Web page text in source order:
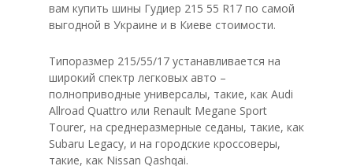
вам купить шины Гудиер 215 55 R17 по самой
выгодной в Украине и в Киеве стоимости.
Типоразмер 215/55/17 устанавливается на
широкий спектр легковых авто –
полноприводные универсалы, такие, как Audi
Allroad Quattro или Renault Megane Sport
Tourer, на среднеразмерные седаны, такие, как
Subaru Legacy, и на городские кроссоверы,
такие, как Nissan Qashqai.